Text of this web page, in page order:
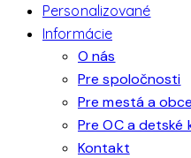
Personalizované
Informácie
O nás
Pre spoločnosti
Pre mestá a obce
Pre OC a detské
Kontakt